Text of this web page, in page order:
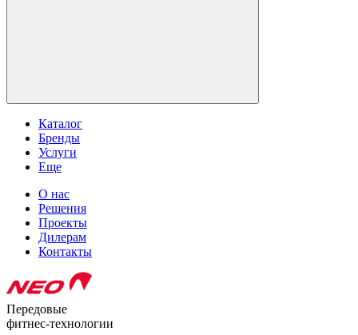
Каталог
Бренды
Услуги
Еще
О нас
Решения
Проекты
Дилерам
Контакты
Передовые
фитнес-технологии